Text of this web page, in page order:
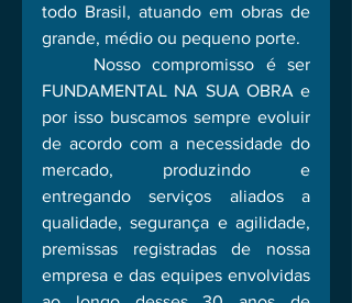
todo Brasil, atuando em obras de
grande, médio ou pequeno porte.
FUNDAMENTAL NA SUA OBRA e
por isso buscamos sempre evoluir
de acordo com a necessidade do
mercado, produzindo e
entregando serviços aliados a
qualidade, segurança e agilidade,
premissas registradas de nossa
empresa e das equipes envolvidas